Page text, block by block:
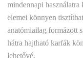
mindennapi használatra
elemei könnyen
anatómiailag formázott
hátra hajtható karfák
lehetővé.